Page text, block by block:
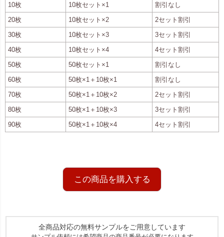
10枚
10枚セット×1
割引なし
20枚
10枚セット×2
2セット割引
30枚
10枚セット×3
3セット割引
40枚
10枚セット×4
4セット割引
50枚
50枚セット×1
割引なし
60枚
50枚×1＋10枚×1
割引なし
70枚
50枚×1＋10枚×2
2セット割引
80枚
50枚×1＋10枚×3
3セット割引
90枚
50枚×1＋10枚×4 4セット割引
この商品を購入する
全商品対応の無料サンプルをご用意しています